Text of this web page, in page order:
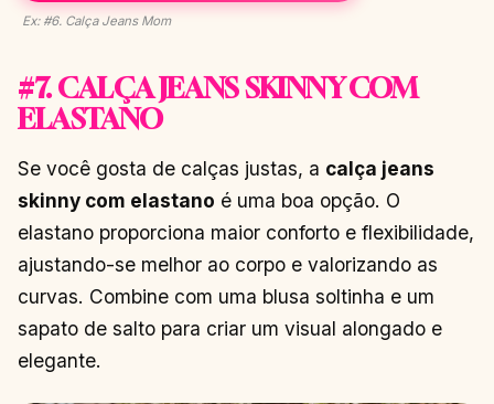
Ex: #6. Calça Jeans Mom
#7. CALÇA JEANS SKINNY COM
ELASTANO
Se você gosta de calças justas, a calça jeans
skinny com elastano é uma boa opção. O
elastano proporciona maior conforto e flexibilidade,
ajustando-se melhor ao corpo e valorizando as
curvas. Combine com uma blusa soltinha e um
sapato de salto para criar um visual alongado e
elegante.